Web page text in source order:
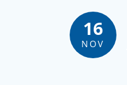
16
NOV